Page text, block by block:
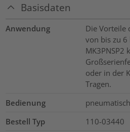
Basisdaten
Anwendung
Die Vorteile
von bis zu 6
MK3PNSP2
oder in der
Tragen.
Bedienung
pneumatisch
Bestell Typ
110-03440